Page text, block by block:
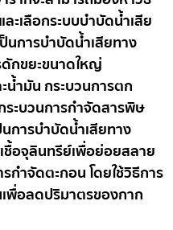
ะเลือกระบบบำบัดน้ำเสีย
ป็นการบำบัดน้ำเสียทาง
กขยะขนาดใหญ่
น้ำมัน กระบวนการตก
ระบวนการกำจัดสารพิษ
การบำบัดน้ำเสียทาง
ชื้อจุลินทรีย์เพื่อย่อยสลาย
กำจัดตะกอน โดยใช้วิธีการ
พื่อลดปริมาตรของกาก